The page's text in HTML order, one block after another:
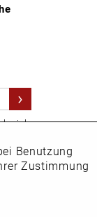
ich
Aktiv
Benutzung
Zustimmung